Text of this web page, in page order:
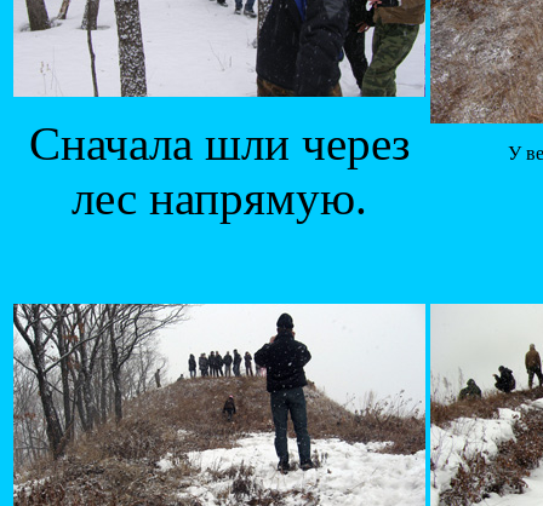
Сначала шли через
лес напрямую.
У